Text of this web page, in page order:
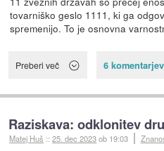
tovarniško geslo 1111, ki ga
spremenijo. To je osnovna
Preberi več 6 komentarjev
Raziskava: odklonitev
Matej Huš ::25. dec 2023ob 19:03